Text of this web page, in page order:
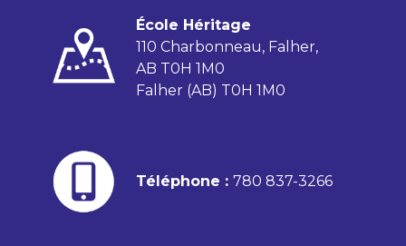
École Héritage
110 Charbonneau, Falher,
AB T0H 1M0
Falher (AB) T0H 1M0
Téléphone : 780 837-3266